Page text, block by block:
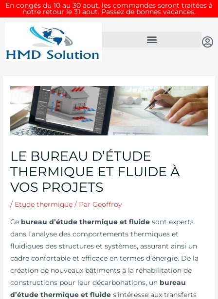
En congés du 10 au 30 aout, les commandes seront traitées à
notre retour le 31 aout. Passez de bonnes vacances.
Aller
au
LE BUREAU D’ÉTUDE
THERMIQUE ET FLUIDE À
VOS PROJETS
/ Etude thermique / ParGeoffroy
Ce bureau d’étude thermique et fluide sont experts
dans l’analyse des comportements thermiques et
fluidiques des structures et systèmes, assurant ainsi un
cadre confortable et efficace en termes d’énergie. De la
création de nouveaux bâtiments à la réhabilitation de
constructions pour leur décarbonations, un bureau
d’étude thermique et fluide s’intéresse aux transferts
l’article